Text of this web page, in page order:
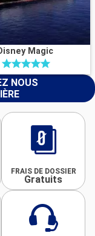
Magic
NOUS
FRAIS DE DOSSIER
Gratuits